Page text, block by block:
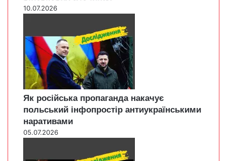
10.07.2026
Як російська пропаганда накачує
польський інфопростір антиукраїнськими
наративами
05.07.2026